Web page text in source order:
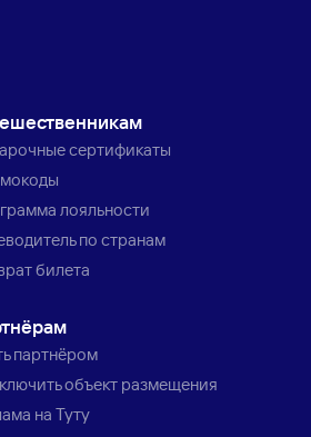
сертификаты
лояльности
по странам
билета
партнёром
объект размещения
на Туту